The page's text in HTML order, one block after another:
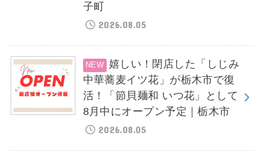
子町
2026.08.05
嬉しい！閉店した「しじみ
中華蕎麦イツ花」が栃木市で復
活！「節貝麺和 いつ花」として
8月中にオープン予定｜栃木市
2026.08.05